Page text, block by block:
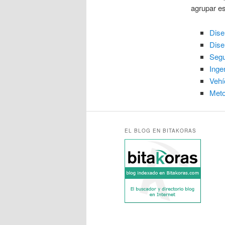
agrupar
EL BLOG EN BITAKORAS